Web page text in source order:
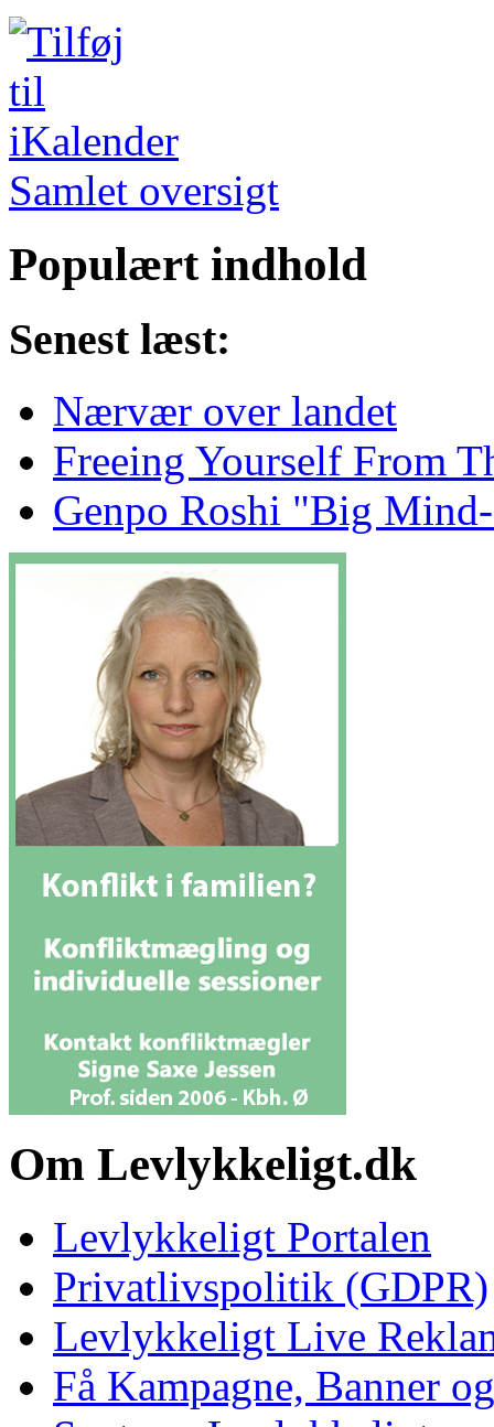
Samlet oversigt
Populært indhold
Senest læst:
Nærvær over landet
Freeing Yourself From
Genpo Roshi "Big
Om Levlykkeligt.dk
Levlykkeligt Portalen
Privatlivspolitik (GDPR)
Levlykkeligt Live
Få Kampagne, Banner